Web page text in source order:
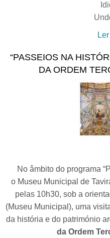
“PASSEIOS NA
DA ORDEM
No âmbito do programa
o Museu Municipal de
pelas 10h30, sob a
(Museu Municipal), uma
da história e do património
da Ordem